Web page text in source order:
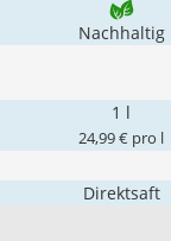
Nachhaltig
1 l
24,99 € pro l
Direktsaft